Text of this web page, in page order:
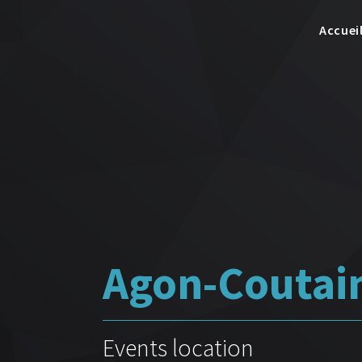
Accueil
Agon-
Events location